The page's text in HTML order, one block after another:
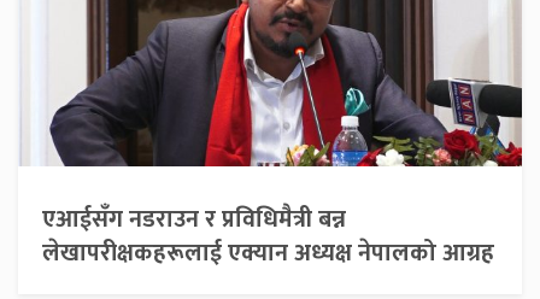
एआईसँग नडराउन र प्रविधिमैत्री बन्न
लेखापरीक्षकहरूलाई एक्यान अध्यक्ष नेपालको आग्रह